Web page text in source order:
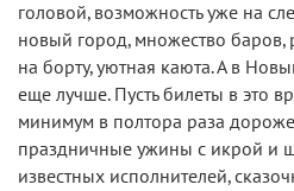
головой, возможность уже на
новый город, множество баров,
на борту, уютная каюта. А в
еще лучше. Пусть билеты в это
минимум в полтора раза
праздничные ужины с икрой и
известных исполнителей,